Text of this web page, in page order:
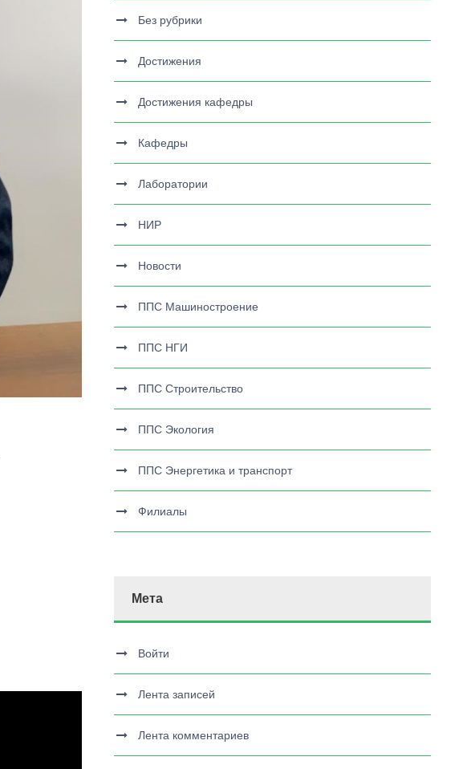
Без рубрики
Достижения
Достижения кафедры
Кафедры
Лаборатории
НИР
Новости
ППС Машиностроение
ППС НГИ
ППС Строительство
ППС Экология
ППС Энергетика и транспорт
Филиалы
Мета
Войти
Лента записей
Лента комментариев